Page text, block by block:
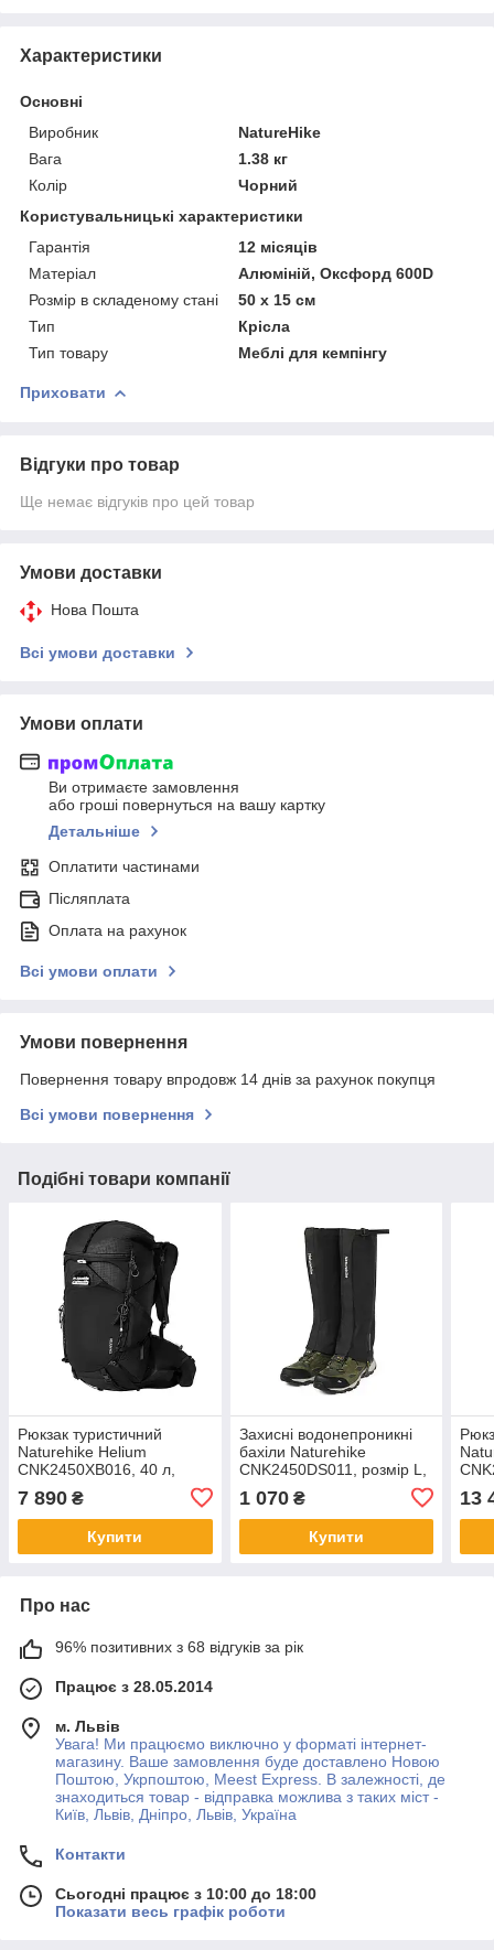
Характеристики
Основні
Виробник
NatureHike
Вага
1.38 кг
Колір
Чорний
Користувальницькі характеристики
Гарантія
12 місяців
Матеріал
Алюміній, Оксфорд 600D
Розмір в складеному стані
50 х 15 см
Тип
Крісла
Тип товару
Меблі для кемпінгу
Приховати
Відгуки про товар
Ще немає відгуків про цей товар
Умови доставки
Нова Пошта
Всі умови доставки
Умови оплати
Ви отримаєте замовлення
або гроші повернуться на вашу картку
Детальніше
Оплатити частинами
Післяплата
Оплата на рахунок
Всі умови оплати
Умови повернення
Повернення товару впродовж 14 днів за рахунок покупця
Всі умови повернення
Подібні товари компанії
Рюкзак туристичний
Naturehike Helium
CNK2450XB016, 40 л,
7 890 ₴
Купити
Захисні водонепроникні
бахіли Naturehike
CNK2450DS011, розмір L,
1 070₴
Купити
13
Про нас
96% позитивних з 68 відгуків за рік
Працює з 28.05.2014
м. Львів
Увага! Ми працюємо виключно у форматі інтернет-
магазину. Ваше замовлення буде доставлено Новою
Поштою, Укрпоштою, Meest Express. В залежності, де
знаходиться товар - відправка можлива з таких міст -
Київ, Львів, Дніпро, Львів, Україна
Контакти
Сьогодні працює з 10:00 до 18:00
Показати весь графік роботи